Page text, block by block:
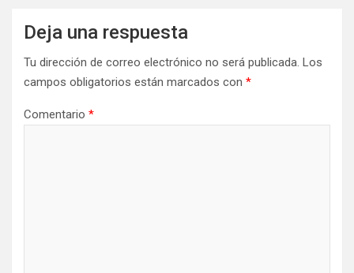
Deja una respuesta
Tu dirección de correo electrónico no será publicada. Los
campos obligatorios están marcados con *
Comentario *